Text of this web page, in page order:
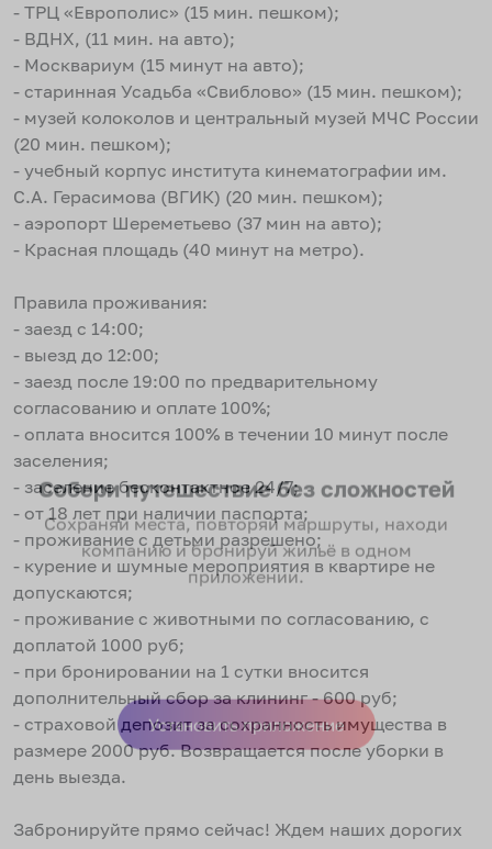
- ТРЦ «Европолис» (15 мин. пешком);
- ВДНХ, (11 мин. на авто);
- Москвариум (15 минут на авто);
- старинная Усадьба «Свиблово» (15 мин. пешком);
- музей колоколов и центральный музей МЧС России
(20 мин. пешком);
- учебный корпус института кинематографии им.
С.А. Герасимова (ВГИК) (20 мин. пешком);
- аэропорт Шереметьево (37 мин на авто);
- Красная площадь (40 минут на метро).
Правила проживания:
- заезд с 14:00;
- выезд до 12:00;
- заезд после 19:00 по предварительному
согласованию и оплате 100%;
- оплата вносится 100% в течении 10 минут после
заселения;
- заселение бесконтактное 24/7;
- от 18 лет при наличии паспорта;
- проживание с детьми разрешено;
- курение и шумные мероприятия в квартире не
допускаются;
- проживание с животными по согласованию, с
доплатой 1000 руб;
- при бронировании на 1 сутки вносится
дополнительный сбор за клининг - 600 руб;
- страховой депозит за сохранность имущества в
размере 2000 руб. Возвращается после уборки в
день выезда.
Забронируйте прямо сейчас! Ждем наших дорогих
Собери путешествие без сложностей
Сохраняй места, повторяй маршруты, находи
компанию и бронируй жильё в одном
приложении.
Установить приложение